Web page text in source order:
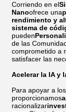
Corriendo en el
Nanoofrece una
rendimiento y
sistema de
pueden
de las
comprometido a
satisfacer las
Acelerar la IA y
Para apoyar a
proporcionamos
racionalizar